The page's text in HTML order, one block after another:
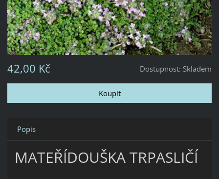
Dostupnost: Skladem
42,00 Kč
Popis
MATEŘÍDOUŠKA TRPASLIČÍ